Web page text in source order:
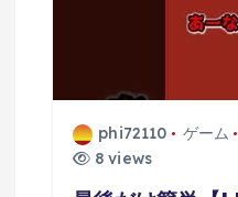
phi72110 ゲーム
8 views